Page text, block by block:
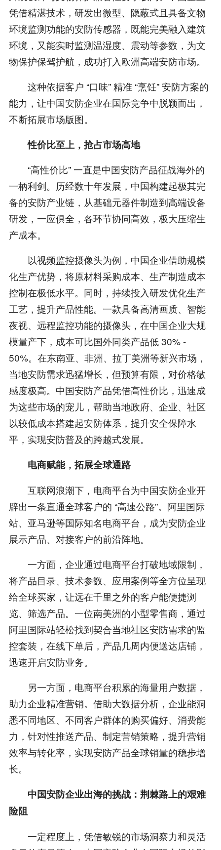
凭借精湛技术，研发出微型、隐蔽式且具备文物
环境监测功能的安防传感器，既能完美融入建筑
环境，又能实时监测温湿度、震动等参数，为文
物保护保驾护航，成功打入欧洲高端安防市场。
这种依据客户 “口味” 精准 “烹饪” 安防方案的
能力，让中国安防企业在国际竞争中脱颖而出，
不断拓展市场版图。
性价比至上，抢占市场高地
“高性价比” 一直是中国安防产品征战海外的
一柄利剑。历经数十年发展，中国构建起极其完
备的安防产业链，从基础元器件制造到高端设备
研发，一应俱全，各环节协同高效，极大压缩生
产成本。
以视频监控摄像头为例，中国企业借助规模
化生产优势，将原材料采购成本、生产制造成本
控制在极低水平。同时，持续投入研发优化生产
工艺，提升产品性能。一款具备高清画质、智能
夜视、远程监控功能的摄像头，在中国企业大规
模量产下，成本可比国外同类产品低 30% -
50%。在东南亚、非洲、拉丁美洲等新兴市场，
当地安防需求迅猛增长，但预算有限，对价格敏
感度极高。中国安防产品凭借高性价比，迅速成
为这些市场的宠儿，帮助当地政府、企业、社区
以较低成本搭建起安防体系，提升安全保障水
平，实现安防普及的跨越式发展。
电商赋能，拓展全球通路
互联网浪潮下，电商平台为中国安防企业开
辟出一条直通全球客户的 “高速公路”。阿里国际
站、亚马逊等国际知名电商平台，成为安防企业
展示产品、对接客户的前沿阵地。
一方面，企业通过电商平台打破地域限制，
将产品目录、技术参数、应用案例等全方位呈现
给全球买家，让远在千里之外的客户能便捷浏
览、筛选产品。一位南美洲的小型零售商，通过
阿里国际站轻松找到契合当地社区安防需求的监
控套装，在线下单后，产品几周内便送达店铺，
迅速开启安防业务。
另一方面，电商平台积累的海量用户数据，
助力企业精准营销。借助大数据分析，企业能洞
悉不同地区、不同客户群体的购买偏好、消费能
力，针对性推送产品、制定营销策略，提升营销
效率与转化率，实现安防产品全球销量的稳步增
长。
中国安防企业出海的挑战：荆棘路上的艰难
险阻
一定程度上，凭借敏锐的市场洞察力和灵活